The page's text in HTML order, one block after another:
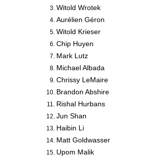
Witold Wrotek
Aurélien Géron
Witold Krieser
Chip Huyen
Mark Lutz
Michael Albada
Chrissy LeMaire
Brandon Abshire
Rishal Hurbans
Jun Shan
Haibin Li
Matt Goldwasser
Upom Malik